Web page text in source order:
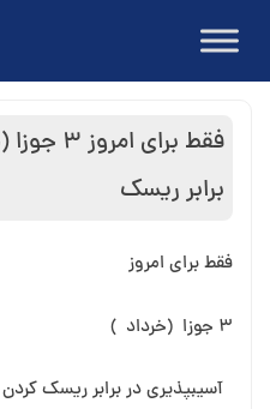
content
فقط
برابر ریسک
فقط برای امروز
۳ جوزا (خرداد )
آسیب⁯پذیری در برابر ریسک کردن